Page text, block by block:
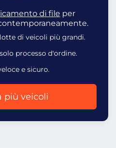
di file per
di veicoli più grandi.
processo d'ordine.
e sicuro.
più veicoli